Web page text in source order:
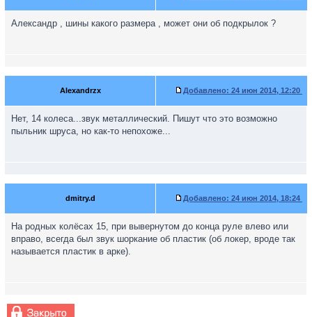
Александр , шины какого размера , может они об подкрылок ?
Alexandrzx Добавлено: 24 июн 2014, 12:20
Нет, 14 колеса...звук металлический. Пишут что это возможно
пыльник шруса, но как-то непохоже...
dmitry.d Добавлено: 24 июн 2014, 18:24
На родных колёсах 15, при вывернутом до конца руле влево или
вправо, всегда был звук шоркание об пластик (об локер, вроде так
называется пластик в арке).